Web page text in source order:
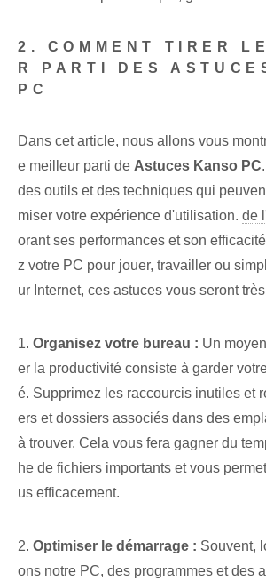
2. COMMENT TIRER
R PARTI DES
PC
Dans cet article, nous allons vous
e meilleur parti de Astuces Kanso‌ PC
des outils et des techniques qui
miser votre expérience d'utilisation. de
orant ses performances et son
z votre PC pour jouer, travailler ou
ur Internet, ces astuces vous seront
1. Organisez votre bureau : Un
er la productivité consiste à garder
é. Supprimez les raccourcis inutiles et
ers et dossiers associés dans des
à trouver. ⁢Cela vous fera gagner du
he de fichiers importants et vous
us efficacement.
2.⁤ Optimiser le démarrage : Souvent,
ons notre PC, des programmes et des